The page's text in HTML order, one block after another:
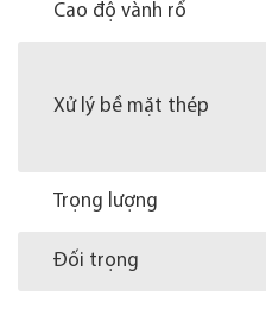
Cao độ vành rổ
Xử lý bề mặt thép
Trọng lượng
Đối trọng